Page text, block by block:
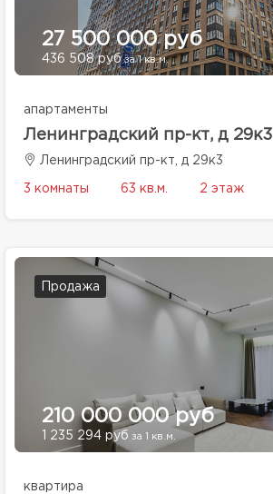
27 500 000 руб
436 508 рубза 1 кв.м.
апартаменты
Ленинградский пр-кт, д 29к3
Ленинградский пр-кт, д 29к3
3 комнаты 63 кв.м. 2 этаж
Продажа
210 000 000 руб
1 235 294 руб за 1 кв.м.
квартира